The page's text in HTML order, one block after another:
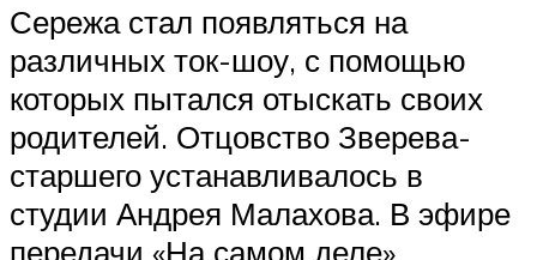
Сережа стал появляться на
различных ток-шоу, с помощью
которых пытался отыскать своих
родителей. Отцовство Зверева-
старшего устанавливалось в
студии Андрея Малахова. В эфире
передачи «На самом деле»